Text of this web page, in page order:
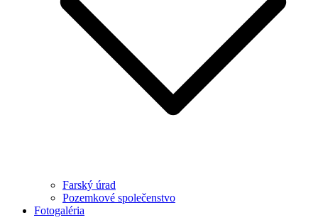
Farský úrad
Pozemkové společenstvo
Fotogaléria